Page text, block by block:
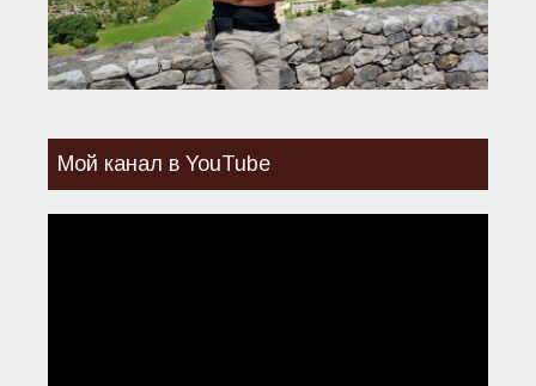
Мой канал в YouTube